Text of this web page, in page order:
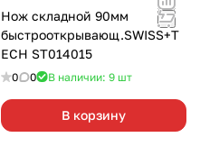
Нож складной 90мм
быстрооткрывающ.SWISS+T
ECH ST014015
0 0 В наличии: 9 шт
В корзину